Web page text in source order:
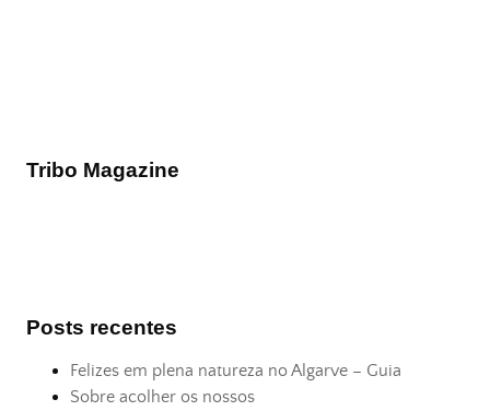
Tribo Magazine
Posts recentes
Felizes em plena natureza no Algarve – Guia
Sobre acolher os nossos